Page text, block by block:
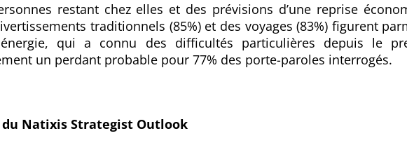
restant chez elles et des prévisions d’une reprise
traditionnels (85%) et des voyages (83%) figurent
qui a connu des difficultés particulières depuis le
un perdant probable pour 77% des porte-paroles interrogés.
Natixis Strategist Outlook